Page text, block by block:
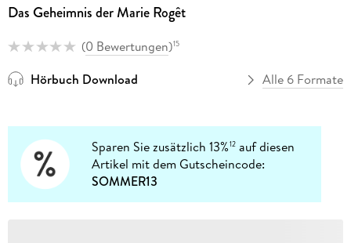
Das Geheimnis der Marie Rogêt
(0 Bewertungen)15
Hörbuch Download Alle 6 Formate
Sparen Sie zusätzlich 13%12 auf diesen
Artikel mit dem Gutscheincode:
SOMMER13